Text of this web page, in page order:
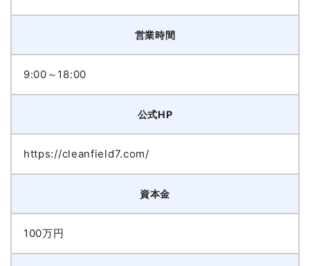
営業時間
9:00～18:00
公式HP
https://cleanfield7.com/
資本金
100万円